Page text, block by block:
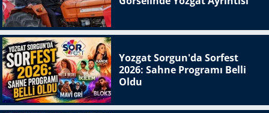
Yozgat Sorgun'da Sorfest
2026: Sahne Programı Belli
Oldu